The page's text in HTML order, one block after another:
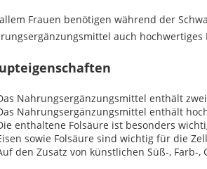
Frauen benötigen während der
auch hochwertiges
Nahrungsergänzungsmittel enthält
Nahrungsergänzungsmittel enthält
enthaltene Folsäure ist besonders
sowie Folsäure sind wichtig für die
den Zusatz von künstlichen Süß-, Farb-